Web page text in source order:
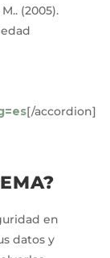
(2005).
[/accordion]
en
datos y